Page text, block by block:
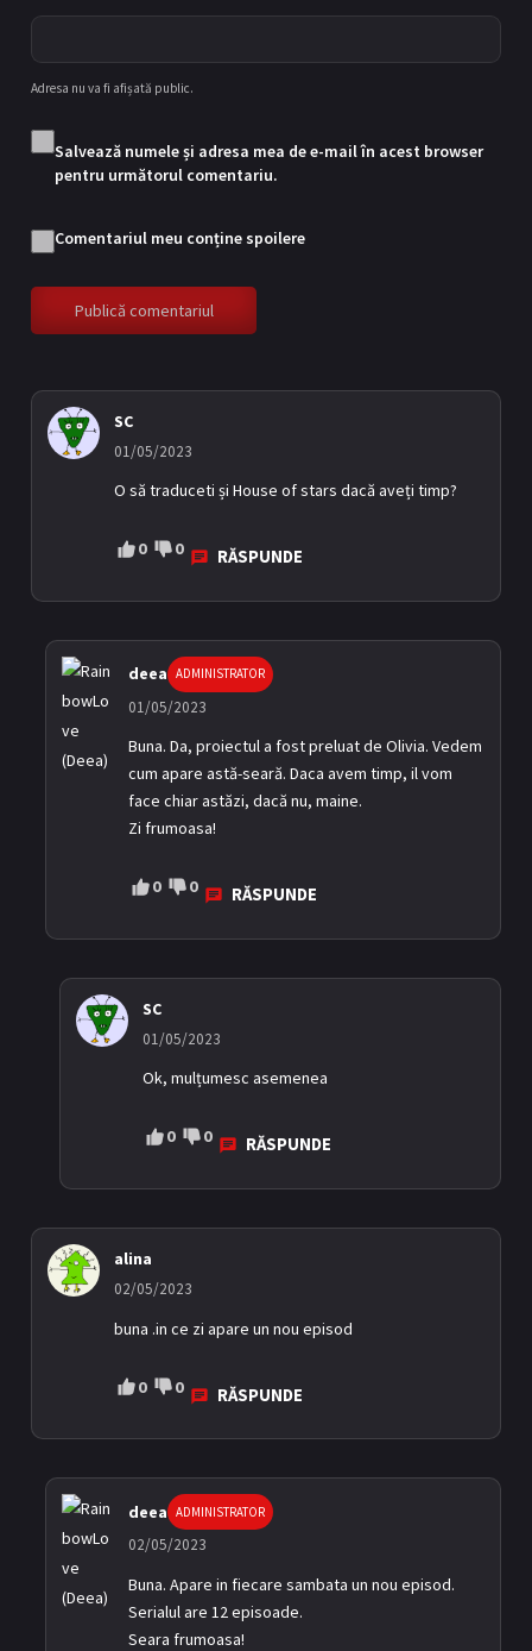
Adresa nu va fi afișată public.
Salvează numele și adresa mea de e-mail în acest browser
pentru următorul comentariu.
Comentariul meu conține spoilere
SC
01/05/2023
O să traduceti și House of stars dacă aveți timp?
0 0 RĂSPUNDE
deea ADMINISTRATOR
01/05/2023
Buna. Da, proiectul a fost preluat de Olivia. Vedem
cum apare astă-seară. Daca avem timp, il vom
face chiar astăzi, dacă nu, maine.
Zi frumoasa!
0 0 RĂSPUNDE
SC
01/05/2023
Ok, mulțumesc asemenea
0 0 RĂSPUNDE
alina
02/05/2023
buna .in ce zi apare un nou episod
0 0 RĂSPUNDE
deea ADMINISTRATOR
02/05/2023
Buna. Apare in fiecare sambata un nou episod.
Serialul are 12 episoade.
Seara frumoasa!